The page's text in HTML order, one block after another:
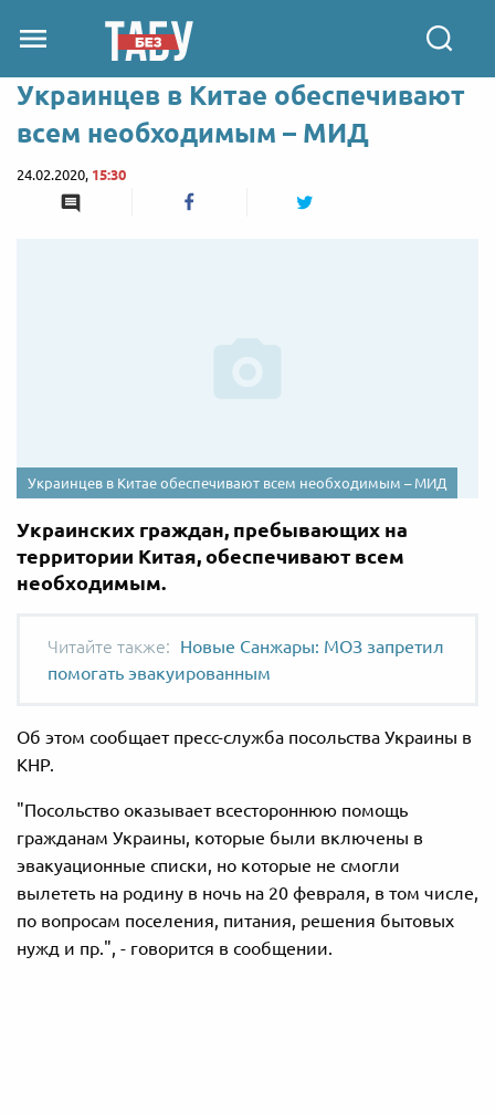
Украинцев в Китае обеспечивают
всем необходимым – МИД
24.02.2020, 15:30
Украинцев в Китае обеспечивают всем необходимым – МИД
Украинских граждан, пребывающих на
территории Китая, обеспечивают всем
необходимым.
Новые Санжары: МОЗ запретил
помогать эвакуированным
Об этом сообщает пресс-служба посольства Украины в
КНР.
"Посольство оказывает всестороннюю помощь
гражданам Украины, которые были включены в
эвакуационные списки, но которые не смогли
вылететь на родину в ночь на 20 февраля, в том числе,
по вопросам поселения, питания, решения бытовых
нужд и пр.", - говорится в сообщении.